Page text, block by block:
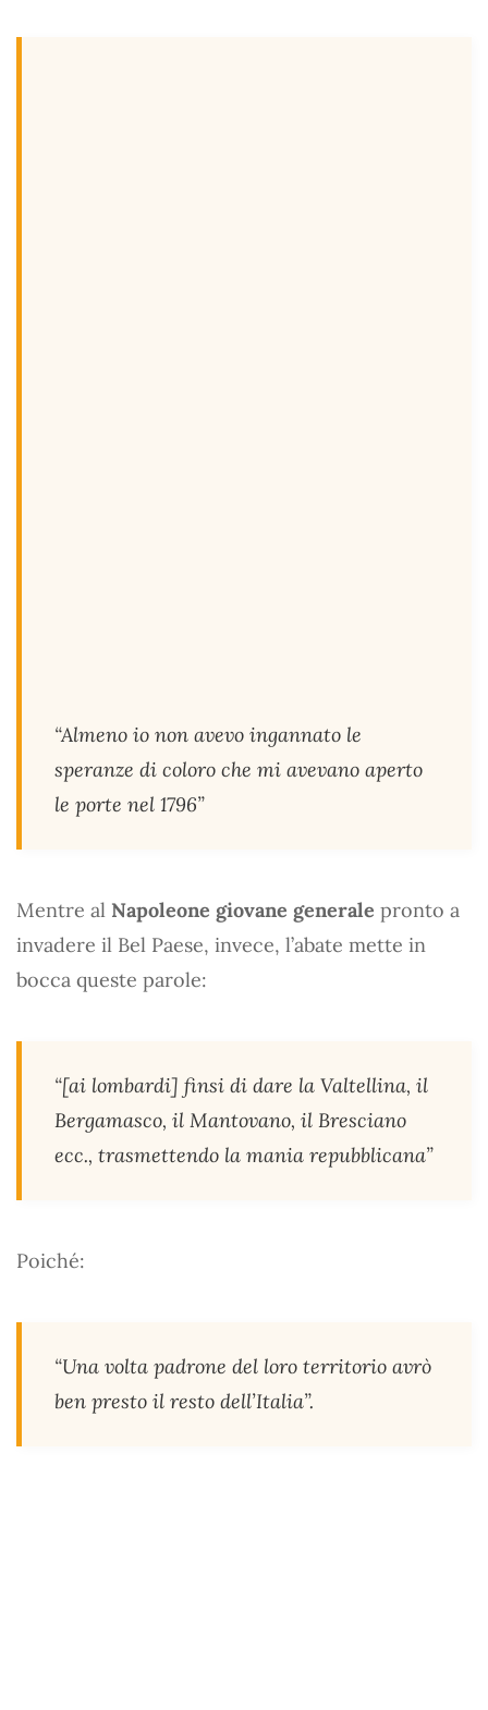
“Almeno io non avevo ingannato le
speranze di coloro che mi avevano aperto
le porte nel 1796”
Mentre al Napoleone giovane generale pronto a
invadere il Bel Paese, invece, l’abate mette in
bocca queste parole:
“[ai lombardi] finsi di dare la Valtellina, il
Bergamasco, il Mantovano, il Bresciano
ecc., trasmettendo la mania repubblicana”
Poiché:
“Una volta padrone del loro territorio avrò
ben presto il resto dell’Italia”.